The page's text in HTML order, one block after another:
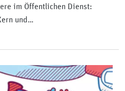
im Öffentlichen Dienst:
und…